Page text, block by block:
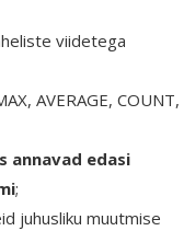
viidetega
AVERAGE, COUNT,
annavad edasi
;
juhusliku muutmise